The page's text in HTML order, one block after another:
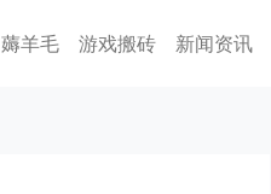
薅羊毛 游戏搬砖 新闻资讯